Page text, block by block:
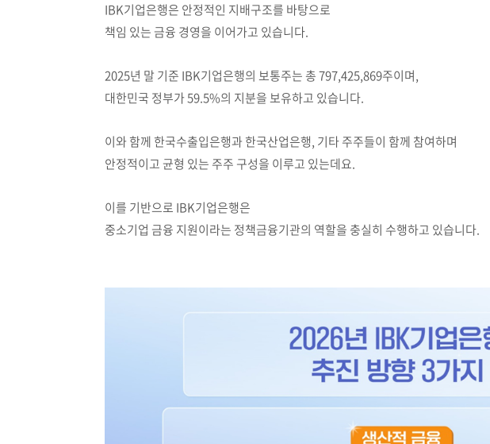
IBK기업은행은 안정적인 지배구조를 바탕으로
책임 있는 금융 경영을 이어가고 있습니다.
2025년 말 기준 IBK기업은행의 보통주는 총 797,425,869주이며,
대한민국 정부가 59.5%의 지분을 보유하고 있습니다.
이와 함께 한국수출입은행과 한국산업은행, 기타 주주들이 함께 참여하며
안정적이고 균형 있는 주주 구성을 이루고 있는데요.
이를 기반으로 IBK기업은행은
중소기업 금융 지원이라는 정책금융기관의 역할을 충실히 수행하고 있습니다.